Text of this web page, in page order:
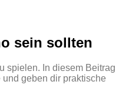
sein sollten
spielen. In diesem Beitrag
geben dir praktische